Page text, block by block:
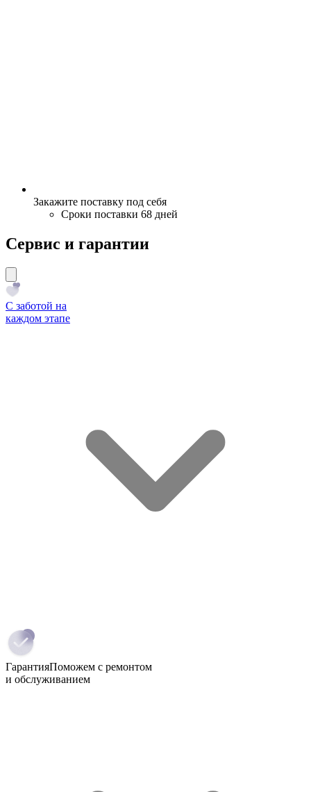
Закажите поставку под себя
Сроки поставки 68 дней
Сервис и гарантии
С заботой на
каждом этапе
ГарантияПоможем с ремонтом
и обслуживанием